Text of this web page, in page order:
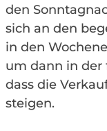
den
sich an den
in den
um dann in der
dass die
steigen.